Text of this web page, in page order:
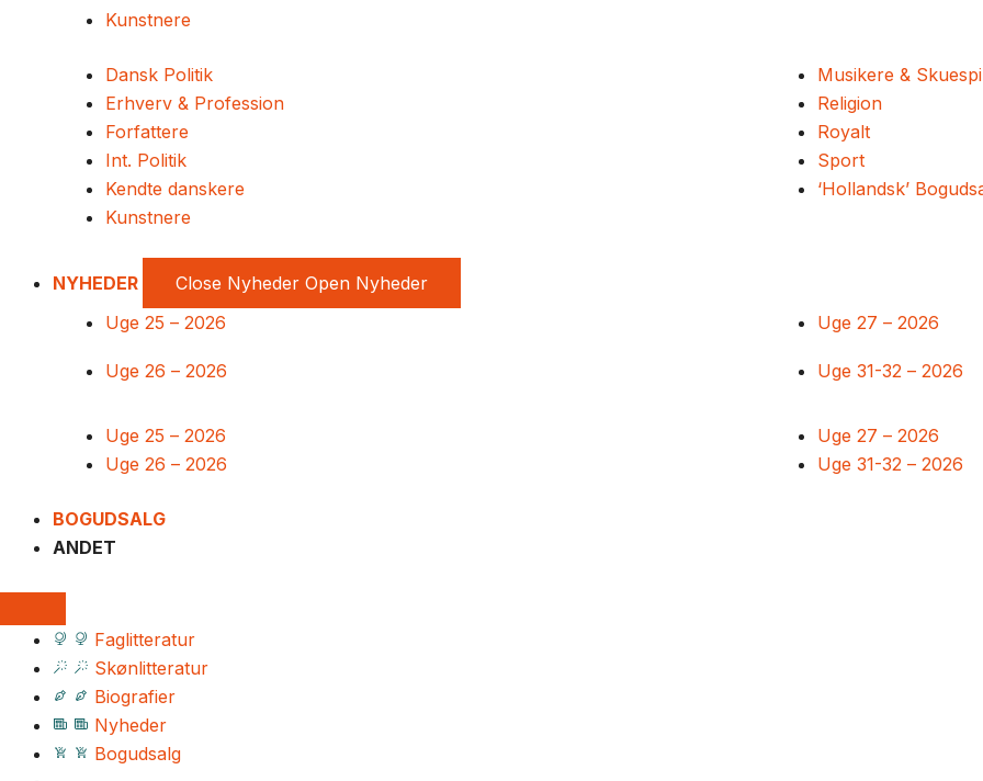
Kunstnere
Dansk Politik
Erhverv & Profession
Forfattere
Int. Politik
Kendte danskere
Kunstnere
Musikere &
Religion
Royalt
Sport
‘Hollandsk’
NYHEDER Close Nyheder Open Nyheder
Uge 25 – 2026
Uge 26 – 2026
Uge 27 – 2026
Uge 31-32 – 2026
Uge 25 – 2026
Uge 26 – 2026
Uge 27 – 2026
Uge 31-32 – 2026
BOGUDSALG
ANDET
Faglitteratur
Skønlitteratur
Biografier
Nyheder
Bogudsalg